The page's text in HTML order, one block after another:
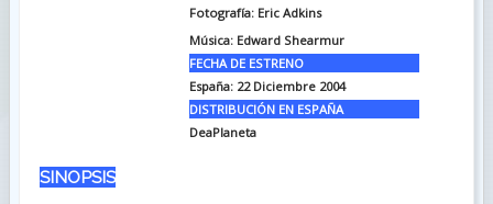
Fotografía: Eric Adkins
Música: Edward Shearmur
FECHA DE ESTRENO
España: 22 Diciembre 2004
DISTRIBUCIÓN EN ESPAÑA
DeaPlaneta
SINOPSIS